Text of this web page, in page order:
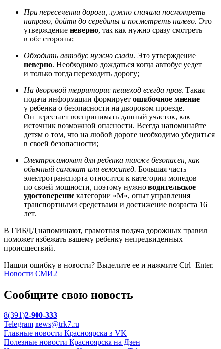
При пересечении дороги, нужно сначала посмотреть
направо, дойти до середины и посмотреть налево. Это
утверждение неверно, так как нужно сразу смотреть
в обе стороны;
Обходить автобус нужно сзади. Это утверждение
неверно. Необходимо дождаться когда автобус уедет
и только тогда переходить дорогу;
На дворовой территории пешеход всегда прав. Такая
подача информации формирует ошибочное мнение
у ребенка о безопасности на дворовом проезде.
Он перестает воспринимать данный участок, как
источник возможной опасности. Всегда напоминайте
детям о том, что на любой дороге необходимо убедиться
в своей безопасности;
Электросамокат для ребенка также безопасен, как
обычный самокат или велосипед. Большая часть
электротранспорта относится к категории мопедов
по своей мощности, поэтому нужно водительское
удостоверение категории «М», опыт управления
транспортными средствами и достижение возраста 16
лет.
В ГИБДД напоминают, грамотная подача дорожных правил
поможет избежать вашему ребенку непредвиденных
происшествий.
Нашли ошибку в новости? Выделите ее и нажмите Ctrl+Enter.
Новости СМИ2
Сообщите свою новость
8(391)2-900-333
Telegram news@trk7.ru
Главные новости Красноярска в VK
Полезные новости Красноярска на Дзен